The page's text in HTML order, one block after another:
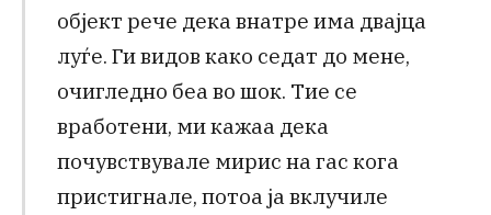
објект рече дека внатре има двајца
луѓе. Ги видов како седат до мене,
очигледно беа во шок. Тие се
вработени, ми кажаа дека
почувствувале мирис на гас кога
пристигнале, потоа ја вклучиле